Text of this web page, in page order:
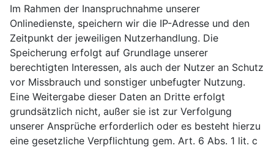
Im Rahmen der Inanspruchnahme unserer
Onlinedienste, speichern wir die IP-Adresse und den
Zeitpunkt der jeweiligen Nutzerhandlung. Die
Speicherung erfolgt auf Grundlage unserer
berechtigten Interessen, als auch der Nutzer an Schutz
vor Missbrauch und sonstiger unbefugter Nutzung.
Eine Weitergabe dieser Daten an Dritte erfolgt
grundsätzlich nicht, außer sie ist zur Verfolgung
unserer Ansprüche erforderlich oder es besteht hierzu
eine gesetzliche Verpflichtung gem. Art. 6 Abs. 1 lit. c